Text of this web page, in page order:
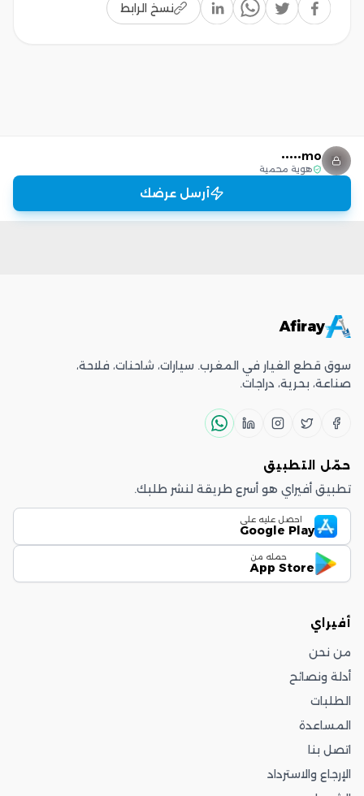
نسخ الرابط
mo•••••
هوية محمية
أرسل عرضك
Afiray
سوق قطع الغيار في المغرب. سيارات، شاحنات، فلاحة،
صناعة، بحرية، دراجات.
حمّل التطبيق
تطبيق أفيراي هو أسرع طريقة لنشر طلبك.
احصل عليه على
Google Play
حمله من
App Store
أفيراي
من نحن
أدلة ونصائح
الطلبات
المساعدة
اتصل بنا
الإرجاع والاسترداد